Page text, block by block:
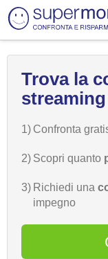
Trova la
streaming
1) Confronta
2) Scopri quanto
3) Richiedi una
impegno